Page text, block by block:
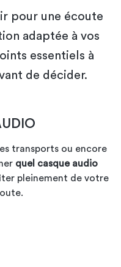
pour une écoute
adaptée à vos
essentiels à
de décider.
transports ou encore
quel casque audio
pleinement de votre